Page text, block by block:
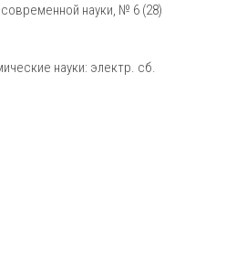
науки, № 6 (28)
науки: электр. сб.